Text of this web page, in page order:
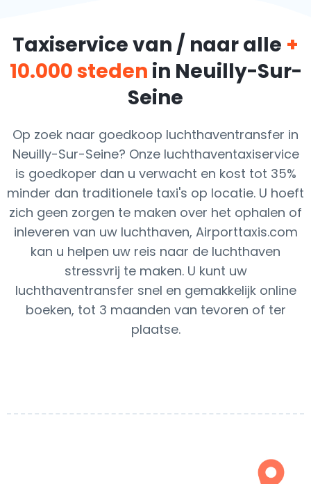
Taxiservice van / naar alle +
10.000 steden in Neuilly-Sur-
Seine
Op zoek naar goedkoop luchthaventransfer in
Neuilly-Sur-Seine? Onze luchthaventaxiservice
is goedkoper dan u verwacht en kost tot 35%
minder dan traditionele taxi's op locatie. U hoeft
zich geen zorgen te maken over het ophalen of
inleveren van uw luchthaven, Airporttaxis.com
kan u helpen uw reis naar de luchthaven
stressvrij te maken. U kunt uw
luchthaventransfer snel en gemakkelijk online
boeken, tot 3 maanden van tevoren of ter
plaatse.